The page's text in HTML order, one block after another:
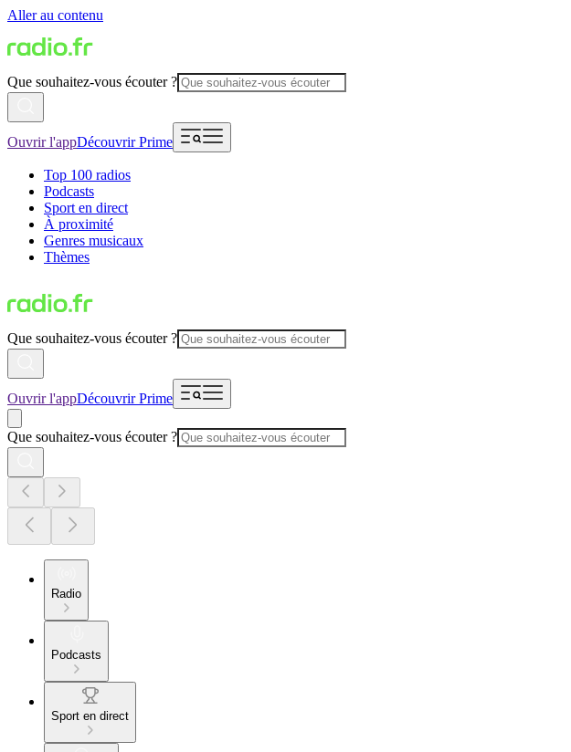
Aller au contenu
Que souhaitez-vous écouter ?
Ouvrir l'appDécouvrir Prime
Top 100 radios
Podcasts
Sport en direct
À proximité
Genres musicaux
Thèmes
Que souhaitez-vous écouter ?
Ouvrir l'appDécouvrir Prime
Que souhaitez-vous écouter ?
Radio
Podcasts
Sport en direct